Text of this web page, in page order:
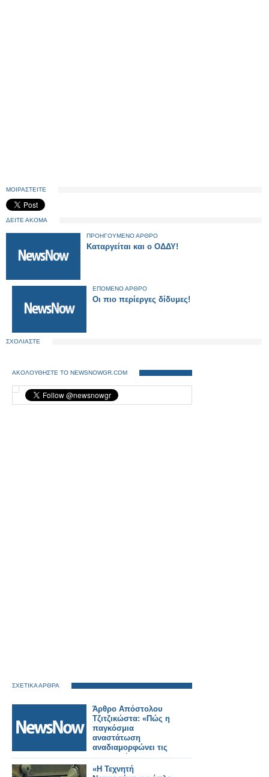
ΜΟΙΡΑΣΤΕΙΤΕ
ΔΕΙΤΕ ΑΚΟΜΑ
ΠΡΟΗΓΟΥΜΕΝΟ ΑΡΘΡΟ
Καταργείται και ο ΟΔΔΥ!
ΕΠΟΜΕΝΟ ΑΡΘΡΟ
Οι πιο περίεργες δίδυμες!
ΣΧΟΛΙΑΣΤΕ
ΑΚΟΛΟΥΘΗΣΤΕ ΤΟ NEWSNOWGR.COM
ΣΧΕΤΙΚΑ ΑΡΘΡΑ
Άρθρο Απόστολου
Τζιτζικώστα: «Πώς η
παγκόσμια
αναστάτωση
αναδιαμορφώνει τις
μεταφορές και τον
τουρισμό»
«Η Τεχνητή